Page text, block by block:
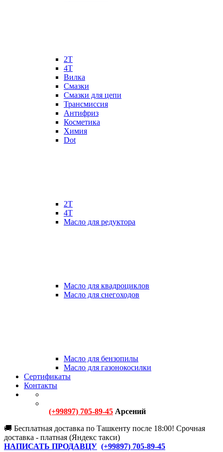
2Т
4Т
Вилка
Смазки
Смазки для цепи
Трансмиссия
Антифриз
Косметика
Химия
Dot
2Т
4Т
Масло для редуктора
Масло для квадроциклов
Масло для снегоходов
Масло для бензопилы
Масло для газонокосилки
Сертификаты
Контакты
(+99897) 705-89-45 Арсений
🚚 Бесплатная доставка по Ташкенту после 18:00! Срочная
доставка - платная (Яндекс такси)
НАПИСАТЬ ПРОДАВЦУ (+99897) 705-89-45